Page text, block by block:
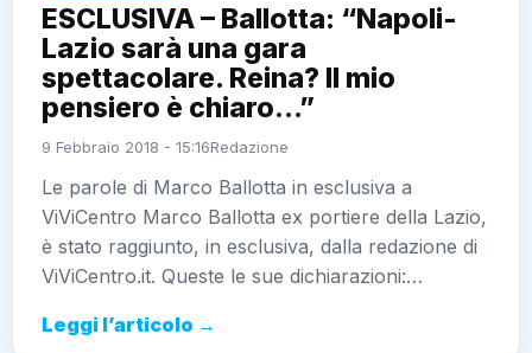
ESCLUSIVA – Ballotta: “Napoli-
Lazio sarà una gara
spettacolare. Reina? Il mio
pensiero è chiaro…”
9 Febbraio 2018 - 15:16Redazione
Le parole di Marco Ballotta in esclusiva a
ViViCentro Marco Ballotta ex portiere della Lazio,
è stato raggiunto, in esclusiva, dalla redazione di
ViViCentro.it. Queste le sue dichiarazioni:…
Leggi l’articolo →